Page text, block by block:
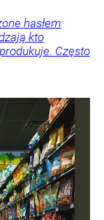
hasłem
kto
Często